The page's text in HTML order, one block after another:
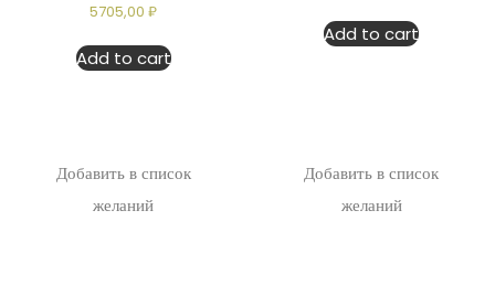
5705,00₽
Add to cart
Add to cart
Добавить в список
желаний
Добавить в список
желаний